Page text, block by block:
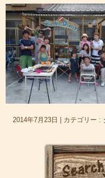
2014年7月23日 | カテゴリー :